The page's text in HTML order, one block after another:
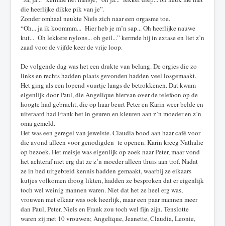
die heerlijke dikke pik van je”.
Zonder omhaal neukte Niels zich naar een orgasme toe.
“Oh... ja ik koommm... Hier heb je m’n sap... Oh heerlijke nauwe
kut... Oh lekkere nylons... oh geil...” kermde hij in extase en liet z’n
zaad voor de vijfde keer de vrije loop.
De volgende dag was het een drukte van belang. De orgies die zo
links en rechts hadden plaats gevonden hadden veel losgemaakt.
Het ging als een lopend vuurtje langs de betrokkenen. Dat kwam
eigenlijk door Paul, die Angelique hiervan over de telefoon op de
hoogte had gebracht, die op haar beurt Peter en Karin weer belde en
uiteraard had Frank het in geuren en kleuren aan z’n moeder en z’n
oma gemeld.
Het was een geregel van jewelste. Claudia bood aan haar café voor
die avond alleen voor genodigden te openen. Karin kreeg Nathalie
op bezoek. Het meisje was eigenlijk op zoek naar Peter, maar vond
het achteraf niet erg dat ze z’n moeder alleen thuis aan trof. Nadat
ze in bed uitgebreid kennis hadden gemaakt, waarbij ze eikaars
kutjes volkomen droog likten, hadden ze besproken dat er eigenlijk
toch wel weinig mannen waren. Niet dat het ze heel erg was,
vrouwen met elkaar was ook heerlijk, maar een paar mannen meer
dan Paul, Peter, Niels en Frank zou toch wel fijn zijn. Tenslotte
waren zij met 10 vrouwen; Angelique, Jeanette, Claudia, Leonie,